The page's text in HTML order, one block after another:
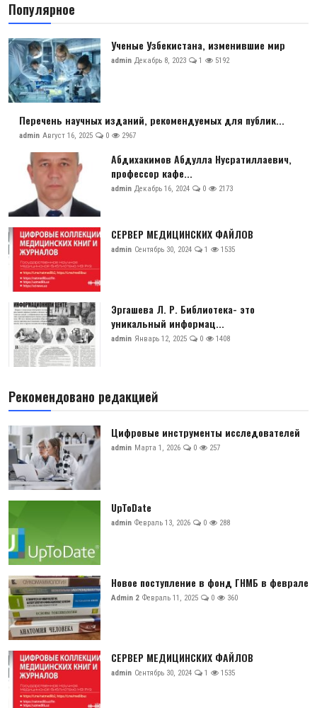
Антикоррупция
Русский
Популярное
Ученые Узбекистана, изменившие мир
admin Декабрь 8, 2023 1 5192
Перечень научных изданий, рекомендуемых для публик...
admin Август 16, 2025 0 2967
Абдихакимов Абдулла Нусратиллаевич,
профессор кафе...
admin Декабрь 16, 2024 0 2173
СЕРВЕР МЕДИЦИНСКИХ ФАЙЛОВ
admin Сентябрь 30, 2024 1 1535
Эргашева Л. Р. Библиотека- это
уникальный информац...
admin Январь 12, 2025 0 1408
Рекомендовано редакцией
Цифровые инструменты исследователей
admin Марта 1, 2026 0 257
UpToDate
admin Февраль 13, 2026 0 288
Новое поступление в фонд ГНМБ в феврале
Admin 2 Февраль 11, 2025 0 360
СЕРВЕР МЕДИЦИНСКИХ ФАЙЛОВ
admin Сентябрь 30, 2024 1 1535